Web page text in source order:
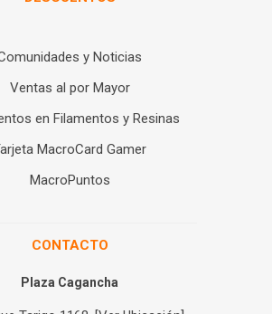
y Noticias
Ventas al por Mayor
en Filamentos y Resinas
MacroCard Gamer
MacroPuntos
CONTACTO
Plaza Cagancha